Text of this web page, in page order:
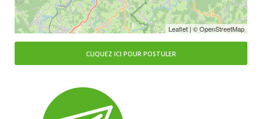
Leaflet | ©OpenStreetMap
CLIQUEZ ICI POUR POSTULER